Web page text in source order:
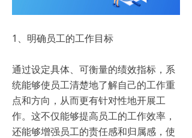
1、明确员工的工作目标
通过设定具体、可衡量的绩效指标，系
统能够使员工清楚地了解自己的工作重
点和方向，从而更有针对性地开展工
作。这不仅能够提高员工的工作效率，
还能够增强员工的责任感和归属感，使